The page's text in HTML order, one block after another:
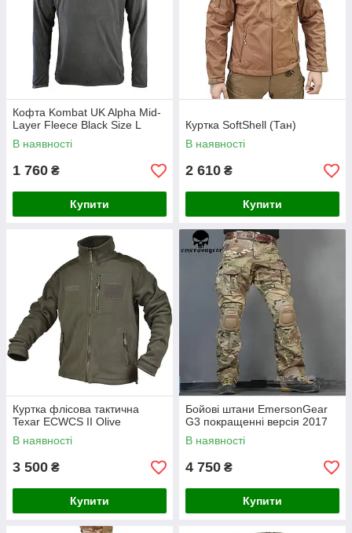
Кофта Kombat UK Alpha Mid-
Layer Fleece Black Size L
В наявності
1 760 ₴
Купити
Куртка SoftShell (Тан)
В наявності
2 610 ₴
Купити
Куртка флісова тактична
Texar ECWCS ІІ Olive
В наявності
3 500 ₴
Купити
Бойові штани EmersonGear
G3 покращенні версія 2017
В наявності
4 750 ₴
Купити